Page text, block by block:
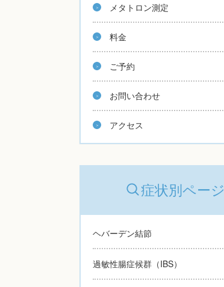
メタトロン測定
料金
ご予約
お問い合わせ
アクセス
症状別ページ
ヘバーデン結節
過敏性腸症候群（IBS）